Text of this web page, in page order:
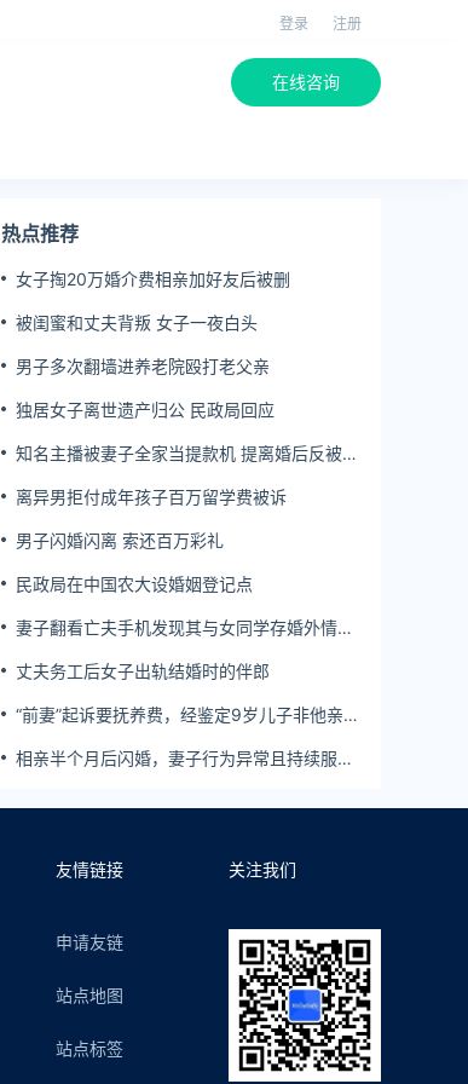
登录 注册
在线咨询
热点推荐
女子掏20万婚介费相亲加好友后被删
被闺蜜和丈夫背叛 女子一夜白头
男子多次翻墙进养老院殴打老父亲
独居女子离世遗产归公 民政局回应
知名主播被妻子全家当提款机 提离婚后反被对
离异男拒付成年孩子百万留学费被诉
男子闪婚闪离 索还百万彩礼
民政局在中国农大设婚姻登记点
妻子翻看亡夫手机发现其与女同学存婚外情，
丈夫务工后女子出轨结婚时的伴郎
“前妻”起诉要抚养费，经鉴定9岁儿子非他亲
相亲半个月后闪婚，妻子行为异常且持续服
病，撤销两人婚姻关系
友情链接
申请友链
站点地图
站点标签
关注我们